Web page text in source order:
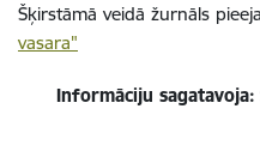
Šķirstāmā veidā žurnāls
vasara"
Informāciju sagatavoja: